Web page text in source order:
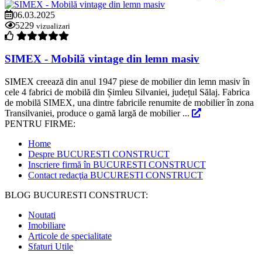
06.03.2025
5229 vizualizari
SIMEX - Mobilă vintage din lemn masiv
SIMEX creează din anul 1947 piese de mobilier din lemn masiv în
cele 4 fabrici de mobilă din Șimleu Silvaniei, județul Sălaj. Fabrica
de mobilă SIMEX, una dintre fabricile renumite de mobilier în zona
Transilvaniei, produce o gamă largă de mobilier ...
PENTRU FIRME:
Home
Despre BUCURESTI CONSTRUCT
Inscriere firmă în BUCURESTI CONSTRUCT
Contact redacţia BUCURESTI CONSTRUCT
BLOG BUCURESTI CONSTRUCT:
Noutati
Imobiliare
Articole de specialitate
Sfaturi Utile